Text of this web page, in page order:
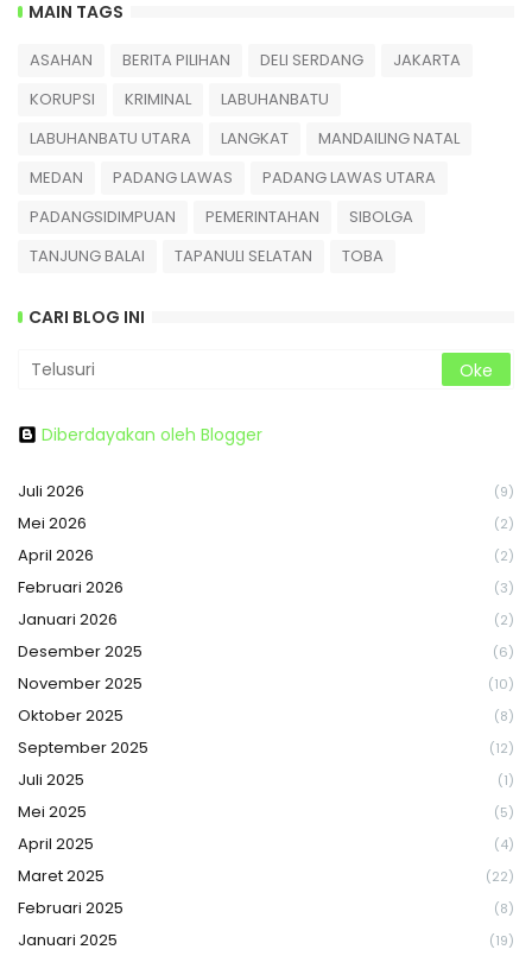
MAIN TAGS
ASAHAN BERITA PILIHAN DELI SERDANG
JAKARTA
KORUPSI
KRIMINAL
LABUHANBATU
LABUHANBATU UTARA
LANGKAT
MANDAILING NATAL
MEDAN
PADANG LAWAS
PADANG LAWAS UTARA
PADANGSIDIMPUAN
PEMERINTAHAN
SIBOLGA
TANJUNG BALAI
TAPANULI SELATAN TOBA
CARI BLOG INI
Diberdayakan oleh Blogger
Juli 2026 (9)
Mei 2026 (2)
April 2026 (2)
Februari 2026 (3)
Januari 2026 (2)
Desember 2025 (6)
November 2025 (10)
Oktober 2025 (8)
September 2025 (12)
Juli 2025 (1)
Mei 2025 (5)
April 2025 (4)
Maret 2025 (22)
Februari 2025 (8)
Januari 2025 (19)